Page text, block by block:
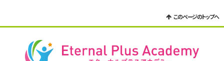
このページのトップへ